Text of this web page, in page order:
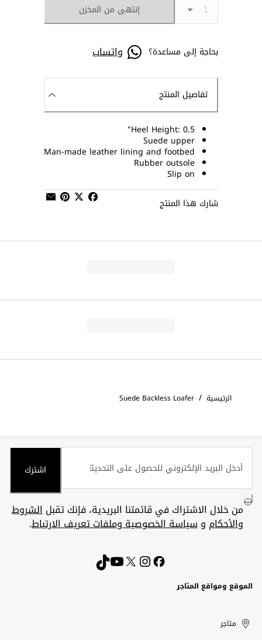
إنتهى من المخزن
بحاجة إلى مساعدة؟ واتساب
تفاصيل المنتج
Heel Height: 0.5"
Suede upper
Man-made leather lining and footbed
Rubber outsole
Slip on
شارك هذا المنتج
الرئيسية /
Suede Backless Loafer
اشترك
من خلال الاشتراك في قائمتنا البريدية، فإنك تقبلالشروط
والأحكام وسياسة الخصوصية وملفات تعريف الارتباط.
الموقع ومواقع المتاجر
United
Arab
Kuwait
الإمارات
العربية
الكويت
متاجر